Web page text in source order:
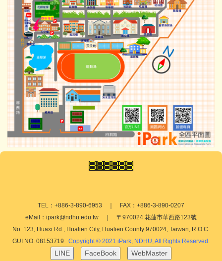
TEL：+886-3-890-6953 ｜ FAX：+886-3-890-0207
eMail：ipark@ndhu.edu.tw ｜ 〒970024 花蓮市華西路123號
No. 123, Huaxi Rd., Hualien City, Hualien County 970024, Taiwan, R.O.C.
GUI NO. 08153719
Copyright © 2021 iPark, NDHU, All Rights Reserved.